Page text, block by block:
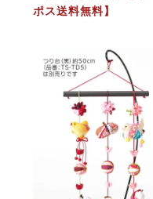
ポス送料無料】